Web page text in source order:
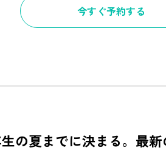
今すぐ予約する
の夏までに決まる。最新